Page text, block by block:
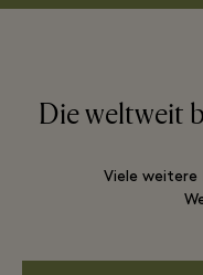
Die weltweit
Viele weitere